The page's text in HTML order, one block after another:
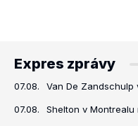
Expres zprávy
07.08. Van De Zandschulp
07.08. Shelton v Montrealu